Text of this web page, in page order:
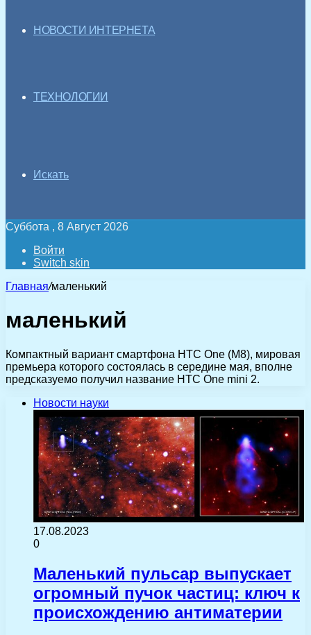
НОВОСТИ ИНТЕРНЕТА
ТЕХНОЛОГИИ
Искать
Суббота , 8 Август 2026
Войти
Switch skin
Главная/маленький
маленький
Компактный вариант смартфона HTC One (M8), мировая
премьера которого состоялась в середине мая, вполне
предсказуемо получил название HTC One mini 2.
Новости науки
17.08.2023
0
Маленький пульсар выпускает
огромный пучок частиц: ключ к
происхождению антиматерии